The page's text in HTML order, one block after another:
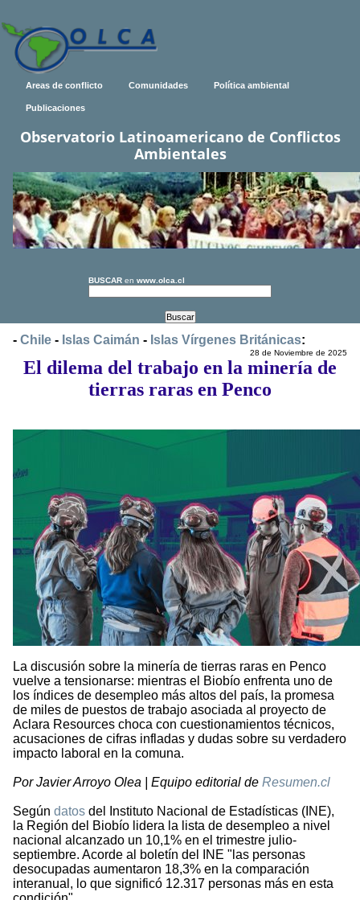
Areas de conflicto Comunidades Política ambiental
Publicaciones
Observatorio Latinoamericano de Conflictos
Ambientales
BUSCAR en www.olca.cl
- Chile - Islas Caimán - Islas Vírgenes Británicas:
28 de Noviembre de 2025
El dilema del trabajo en la minería de
tierras raras en Penco
La discusión sobre la minería de tierras raras en Penco
vuelve a tensionarse: mientras el Biobío enfrenta uno de
los índices de desempleo más altos del país, la promesa
de miles de puestos de trabajo asociada al proyecto de
Aclara Resources choca con cuestionamientos técnicos,
acusaciones de cifras infladas y dudas sobre su verdadero
impacto laboral en la comuna.
Por Javier Arroyo Olea | Equipo editorial de Resumen.cl
Según datos del Instituto Nacional de Estadísticas (INE),
la Región del Biobío lidera la lista de desempleo a nivel
nacional alcanzado un 10,1% en el trimestre julio-
septiembre. Acorde al boletín del INE "las personas
desocupadas aumentaron 18,3% en la comparación
interanual, lo que significó 12.317 personas más en esta